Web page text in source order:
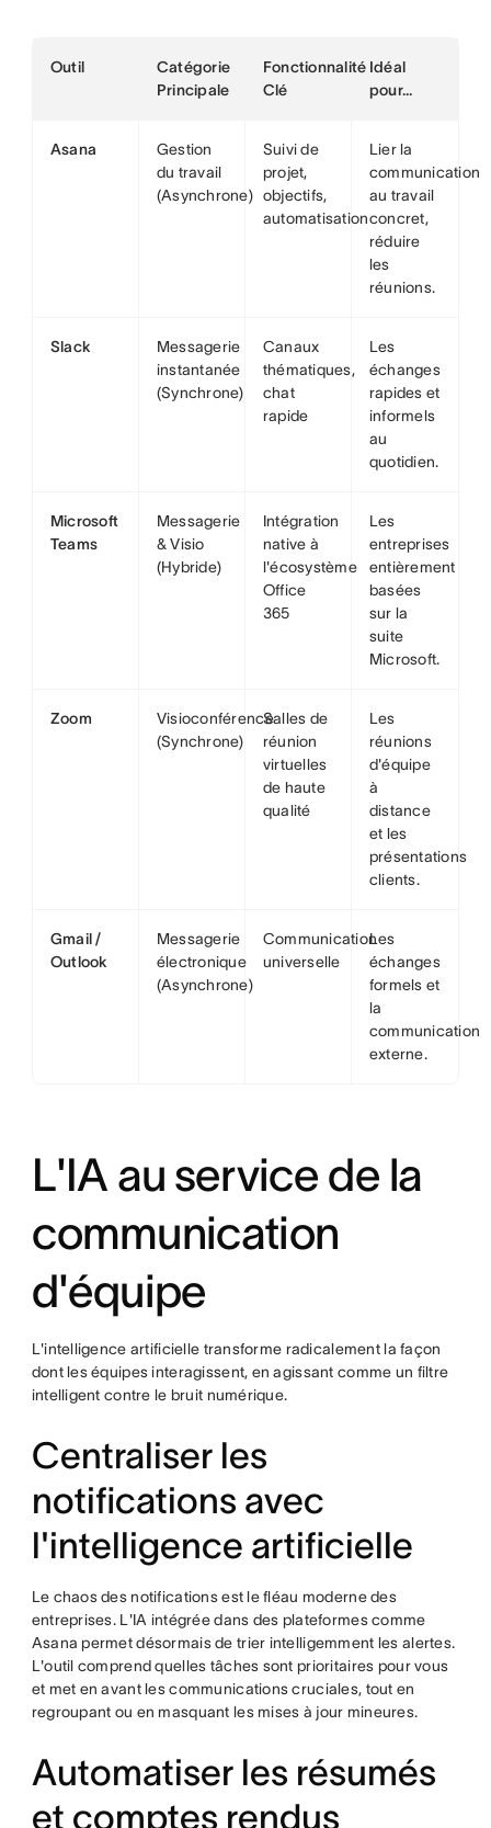
Outil
Catégorie
Principale
Fonctionnalité
Clé
Idéal
pour...
Asana
Gestion
du travail
(Asynchrone)
Suivi de
projet,
objectifs,
automatisation
Lier la
communication
au travail
concret,
réduire
les
réunions.
Slack
Messagerie
instantanée
(Synchrone)
Canaux
thématiques,
chat
rapide
Les
échanges
rapides et
informels
au
quotidien.
Microsoft
Teams
Messagerie
& Visio
(Hybride)
Intégration
native à
l'écosystème
Office
365
Les
entreprises
entièrement
basées
sur la
suite
Microsoft.
Zoom
Visioconférence
(Synchrone)
Salles de
réunion
virtuelles
de haute
qualité
Les
réunions
d'équipe
à
distance
et les
présentations
clients.
Gmail /
Outlook
Messagerie
électronique
(Asynchrone)
Communication
universelle
Les
échanges
formels et
la
communication
externe.
L'IA au service de la
communication
d'équipe
L'intelligence artificielle transforme radicalement la façon
dont les équipes interagissent, en agissant comme un filtre
intelligent contre le bruit numérique.
Centraliser les
notifications avec
l'intelligence artificielle
Le chaos des notifications est le fléau moderne des
entreprises. L'IA intégrée dans des plateformes comme
Asana permet désormais de trier intelligemment les alertes.
L'outil comprend quelles tâches sont prioritaires pour vous
et met en avant les communications cruciales, tout en
regroupant ou en masquant les mises à jour mineures.
Automatiser les résumés
et comptes rendus